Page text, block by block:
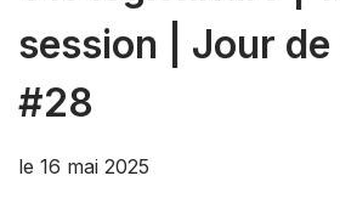
session | Jour de
#28
le 16 mai 2025